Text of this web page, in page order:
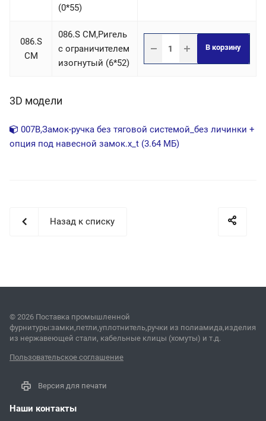
(0*55)
086.S
СM
086.S СM,Ригель
c ограничителем
изогнутый (6*52)
В корзину
3D модели
007B,Замок-ручка без тяговой системой_без личинки +
опция под навесной замок.x_t (3.64 МБ)
Назад к списку
© 2026 Поставка промышленной
фурнитуры:замки,петли,уплотнитель,ручки из полиамида,изделия
из нержавеющей стали, кабельные клицы (хомуты) и т.д.
Пользовательское соглашение
Версия для печати
Наши контакты